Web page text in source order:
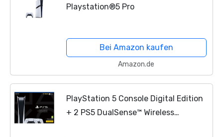
Playstation®5 Pro
Bei Amazon kaufen
Amazon.de
PlayStation 5 Console Digital Edition
+ 2 PS5 DualSense™ Wireless